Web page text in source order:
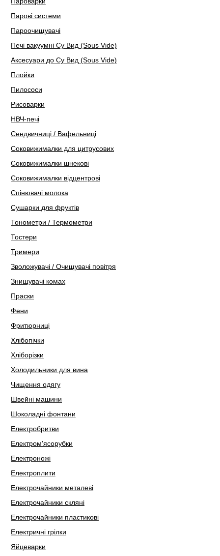
Парові системи
Пароочищувачі
Печі вакуумні Су Вид (Sous Vide)
Аксесуари до Су Вид (Sous Vide)
Плойки
Пилососи
Рисоварки
НВЧ-печі
Сендвичниці / Вафельниці
Соковижималки для цитрусових
Соковижималки шнекові
Соковижималки відцентрові
Спінювачі молока
Сушарки для фруктів
Тонометри / Термометри
Тостери
Тримери
Зволожувачі / Очищувачі повітря
Знищувачі комах
Праски
Фени
Фритюрниці
Хлібопічки
Хліборізки
Холодильники для вина
Чищення одягу
Швейні машини
Шоколадні фонтани
Електробритви
Електром'ясорубки
Електроножі
Електроплити
Електрочайники металеві
Електрочайники скляні
Електрочайники пластикові
Електричні грілки
Яйцеварки